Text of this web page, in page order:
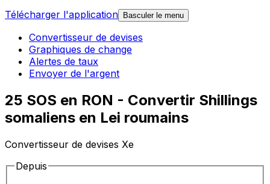
Télécharger l'application
Basculer le menu
Convertisseur de devises
Graphiques de change
Alertes de taux
Envoyer de l'argent
25 SOS en RON - Convertir Shillings
somaliens en Lei roumains
Convertisseur de devises Xe
Depuis